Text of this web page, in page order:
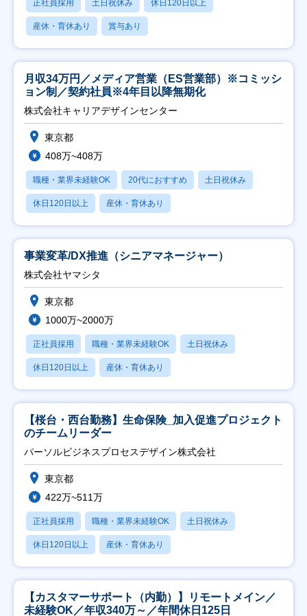
正社員採用 土日祝休み 休日120日以上
産休・育休あり 賞与あり
月収34万円／メディア営業（ES営業部）※コミッシ
ョン制／契約社員※4年目以降無期化
株式会社キャリアデザインセンター
東京都
408万~408万
職種・業界未経験OK 20代におすすめ 土日祝休み
休日120日以上 産休・育休あり
事業変革/DX推進（シニアマネージャー）
株式会社ヤマシタ
東京都
1000万~2000万
正社員採用 職種・業界未経験OK 土日祝休み
休日120日以上 産休・育休あり
【桜台・西台勤務】生命保険_加入促進プロジェクト
のチームリーダー
パーソルビジネスプロセスデザイン株式会社
東京都
422万~511万
正社員採用 職種・業界未経験OK 土日祝休み
休日120日以上 産休・育休あり
【カスタマーサポート（内勤）】リモートメイン／
未経験OK／年収340万～／年間休日125日